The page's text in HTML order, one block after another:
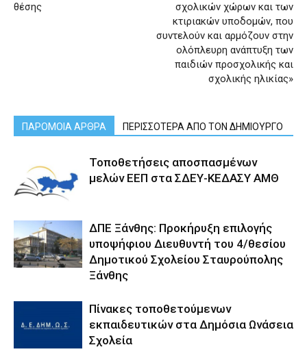
θέσης
σχολικών χώρων και των
κτιριακών υποδομών, που
συντελούν και αρμόζουν στην
ολόπλευρη ανάπτυξη των
παιδιών προσχολικής και
σχολικής ηλικίας»
ΠΑΡΟΜΟΙΑ ΑΡΘΡΑ ΠΕΡΙΣΣΟΤΕΡΑ ΑΠΟ ΤΟΝ ΔΗΜΙΟΥΡΓΟ
Τοποθετήσεις αποσπασμένων
μελών ΕΕΠ στα ΣΔΕΥ-ΚΕΔΑΣΥ ΑΜΘ
ΔΠΕ Ξάνθης: Προκήρυξη επιλογής
υποψήφιου Διευθυντή του 4/θεσίου
Δημοτικού Σχολείου Σταυρούπολης
Ξάνθης
Πίνακες τοποθετούμενων
εκπαιδευτικών στα Δημόσια Ωνάσεια
Σχολεία